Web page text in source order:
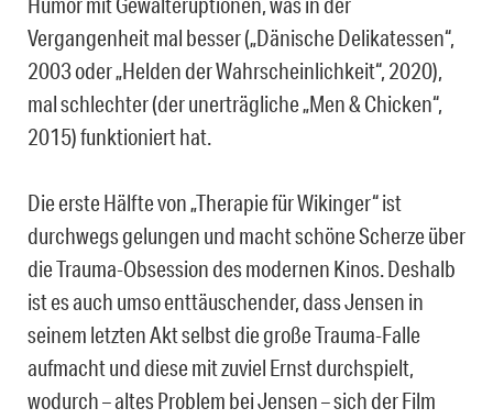
Vergangenheit mal besser („Dänische Delikatessen“,
2003 oder „Helden der Wahrscheinlichkeit“, 2020),
mal schlechter (der unerträgliche „Men & Chicken“,
2015) funktioniert hat.
Die erste Hälfte von „Therapie für Wikinger“ ist
durchwegs gelungen und macht schöne Scherze über
die Trauma-Obsession des modernen Kinos. Deshalb
ist es auch umso enttäuschender, dass Jensen in
seinem letzten Akt selbst die große Trauma-Falle
aufmacht und diese mit zuviel Ernst durchspielt,
wodurch – altes Problem bei Jensen – sich der Film